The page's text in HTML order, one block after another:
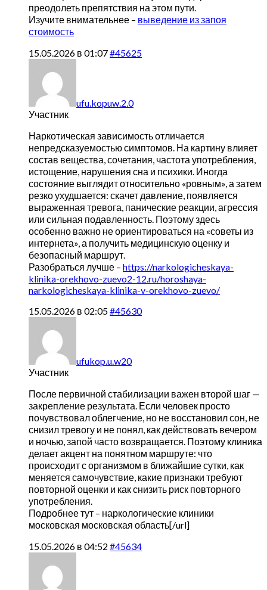
преодолеть препятствия на этом пути.
Изучите внимательнее – выведение из запоя
стоимость
15.05.2026 в 01:07#45625
ufu.kopuw.2.0
Участник
Наркотическая зависимость отличается
непредсказуемостью симптомов. На картину влияет
состав вещества, сочетания, частота употребления,
истощение, нарушения сна и психики. Иногда
состояние выглядит относительно «ровным», а затем
резко ухудшается: скачет давление, появляется
выраженная тревога, панические реакции, агрессия
или сильная подавленность. Поэтому здесь
особенно важно не ориентироваться на «советы из
интернета», а получить медицинскую оценку и
безопасный маршрут.
Разобраться лучше – https://narkologicheskaya-
klinika-orekhovo-zuevo2-12.ru/horoshaya-
narkologicheskaya-klinika-v-orekhovo-zuevo/
15.05.2026 в 02:05#45630
ufukop.u.w20
Участник
После первичной стабилизации важен второй шаг —
закрепление результата. Если человек просто
почувствовал облегчение, но не восстановил сон, не
снизил тревогу и не понял, как действовать вечером
и ночью, запой часто возвращается. Поэтому клиника
делает акцент на понятном маршруте: что
происходит с организмом в ближайшие сутки, как
меняется самочувствие, какие признаки требуют
повторной оценки и как снизить риск повторного
употребления.
Подробнее тут – наркологические клиники
московская московская область[/url]
15.05.2026 в 04:52 #45634